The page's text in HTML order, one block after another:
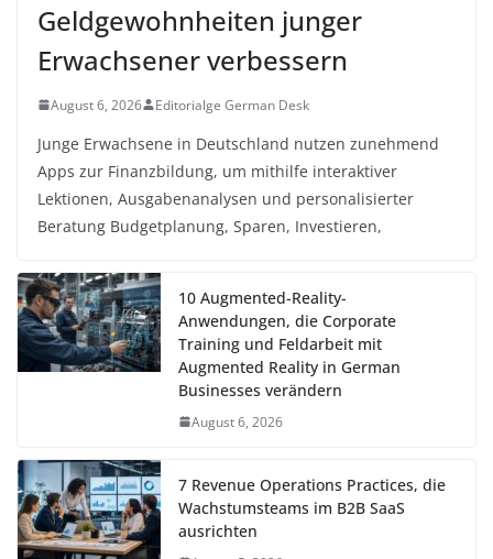
Geldgewohnheiten junger
Erwachsener verbessern
August 6, 2026 Editorialge German Desk
Junge Erwachsene in Deutschland nutzen zunehmend
Apps zur Finanzbildung, um mithilfe interaktiver
Lektionen, Ausgabenanalysen und personalisierter
Beratung Budgetplanung, Sparen, Investieren,
10 Augmented-Reality-
Anwendungen, die Corporate
Training und Feldarbeit mit
Augmented Reality in German
Businesses verändern
August 6, 2026
7 Revenue Operations Practices, die
Wachstumsteams im B2B SaaS
ausrichten